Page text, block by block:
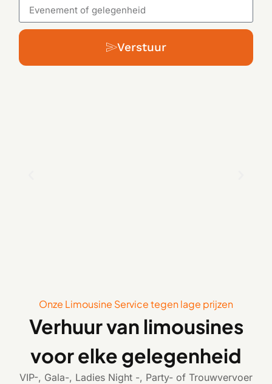
Verstuur
Onze Limousine Service tegen lage prijzen
Verhuur van limousines
voor elke gelegenheid
VIP-, Gala-, Ladies Night -, Party- of Trouwvervoer